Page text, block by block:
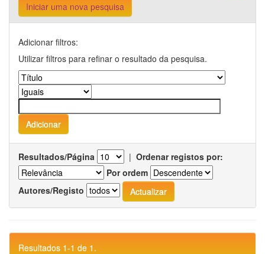
Iniciar uma nova pesquisa
Adicionar filtros:
Utilizar filtros para refinar o resultado da pesquisa.
Resultados/Página | Ordenar registos por:
Por ordem
Autores/Registo
Resultados 1-1 de 1.